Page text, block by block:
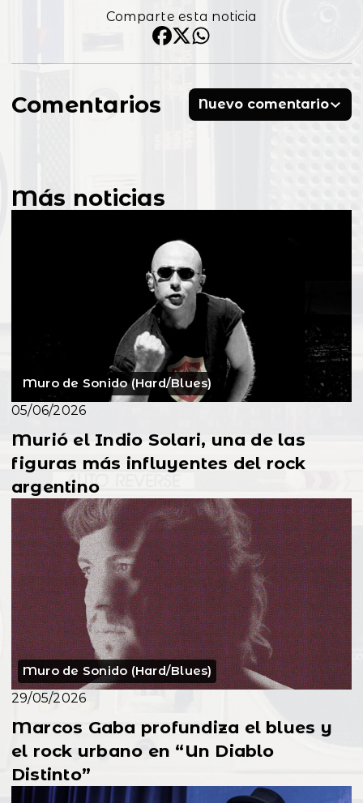
Comparte esta noticia
Comentarios Nuevo comentario
Más noticias
Muro de Sonido (Hard/Blues)
05/06/2026
Murió el Indio Solari, una de las
figuras más influyentes del rock
argentino
Muro de Sonido (Hard/Blues)
29/05/2026
Marcos Gaba profundiza el blues y
el rock urbano en “Un Diablo
Distinto”